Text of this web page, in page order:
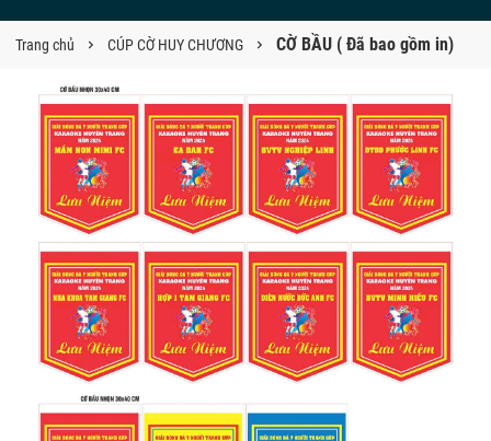
Trang chủ CÚP CỜ HUY CHƯƠNG CỜ BẦU ( Đã bao gồm in)